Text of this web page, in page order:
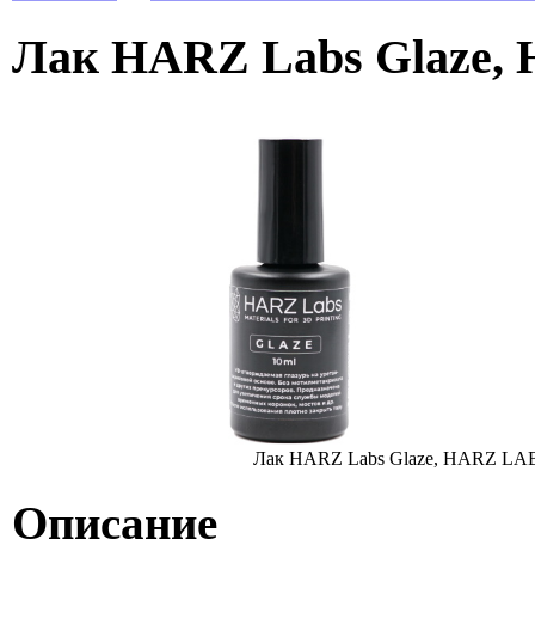
Лак HARZ Labs Glaze,
Лак HARZ Labs Glaze, HARZ
Описание